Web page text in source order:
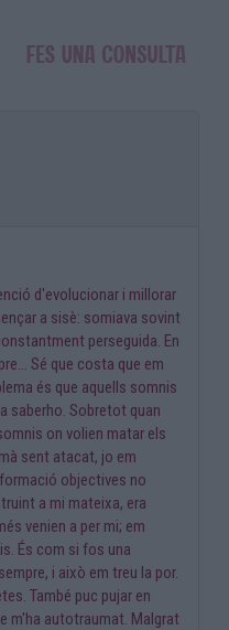
d'evolucionar i millorar
a sisè: somiava sovint
perseguida. En
Sé que costa que em
és que aquells somnis
saberho. Sobretot quan
on volien matar els
sent atacat, jo em
objectives no
a mi mateixa, era
venien a per mi; em
És com si fos una
i això em treu la por.
També puc pujar en
m'ha autotraumat. Malgrat